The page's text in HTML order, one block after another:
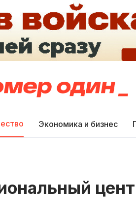
Экономика и бизнес